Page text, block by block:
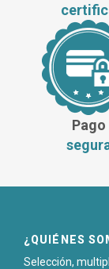
Pago
¿QUIÉNES
Selección,